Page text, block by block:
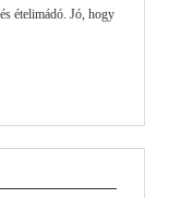
ételimádó. Jó, hogy